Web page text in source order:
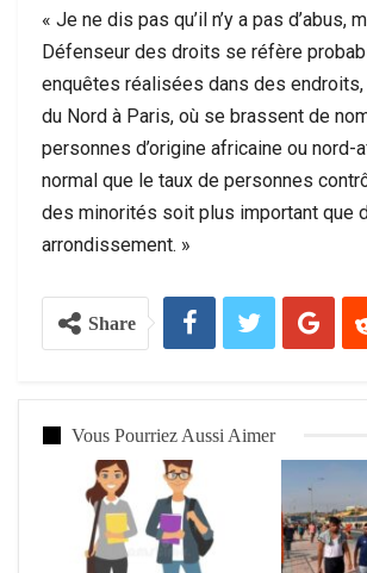
« Je ne dis pas qu’il n’y a pas d’abus,
Défenseur des droits se réfère
enquêtes réalisées dans des
du Nord à Paris, où se brassent de
personnes d’origine africaine ou nord-
normal que le taux de personnes
des minorités soit plus important que
arrondissement. »
Share
Vous Pourriez Aussi Aimer